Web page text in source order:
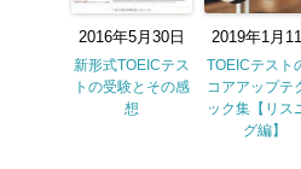
2016年5月30日
新形式TOEICテス
トの受験とその感
想
2019年1月
TOEICテスト
コアアップテ
ック集【リス
グ編】